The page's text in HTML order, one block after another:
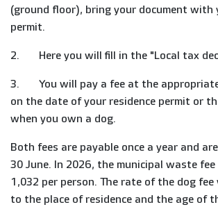
(ground floor), bring your document with
permit.
2. Here you will fill in the "Local tax
3. You will pay a fee at the
on the date of your residence permit or
when you own a dog.
Both fees are payable once a year and
30 June. In 2026, the municipal waste
1,032 per person. The rate of the dog fee
to the place of residence and the age of